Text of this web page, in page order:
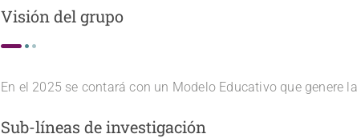
Visión del grupo
En el 2025 se contará con un Modelo Educativo que genere
Sub-líneas de investigación